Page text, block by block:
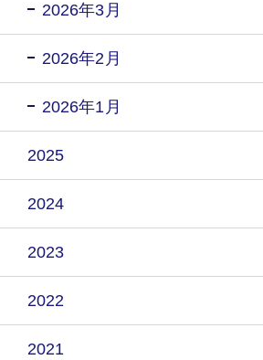
2026年3月
2026年2月
2026年1月
2025
2024
2023
2022
2021